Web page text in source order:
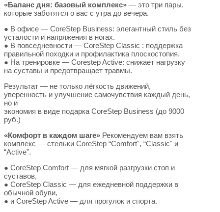
«Баланс дня: базовый комплекс» — это три пары,
которые заботятся о вас с утра до вечера.
● В офисе — CoreStep Business: элегантный стиль без
усталости и напряжения в ногах.
● В повседневности — CoreStep Classic : поддержка
правильной походки и профилактика плоскостопия.
● На тренировке — Corestep Active: снижает нагрузку
на суставы и предотвращает травмы.
Результат — не только лёгкость движений,
уверенность и улучшение самочувствия каждый день,
но и
экономия в виде подарка CoreStep Business (до 9000
руб.)
«Комфорт в каждом шаге» Рекомендуем вам взять
комплекс — стельки CoreStep “Comfortˮ, “Classicˮ и
“Activeˮ.
● CoreStep Comfort — для мягкой разгрузки стоп и
суставов,
● CoreStep Classic — для ежедневной поддержки в
обычной обуви,
● и CoreStep Active — для прогулок и спорта.